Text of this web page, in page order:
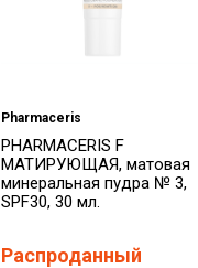
Pharmaceris
PHARMACERIS F
МАТИРУЮЩАЯ, матовая
минеральная пудра № 3,
SPF30, 30 мл.
Распроданный